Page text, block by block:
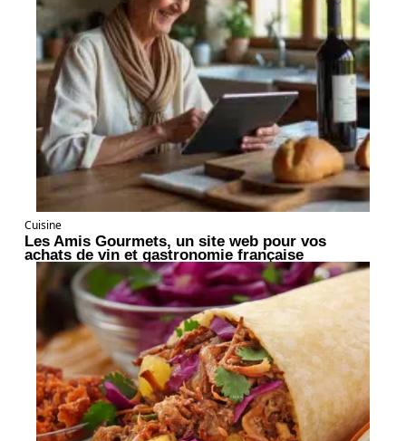
Cuisine
Les Amis Gourmets, un site web pour vos
achats de vin et gastronomie française